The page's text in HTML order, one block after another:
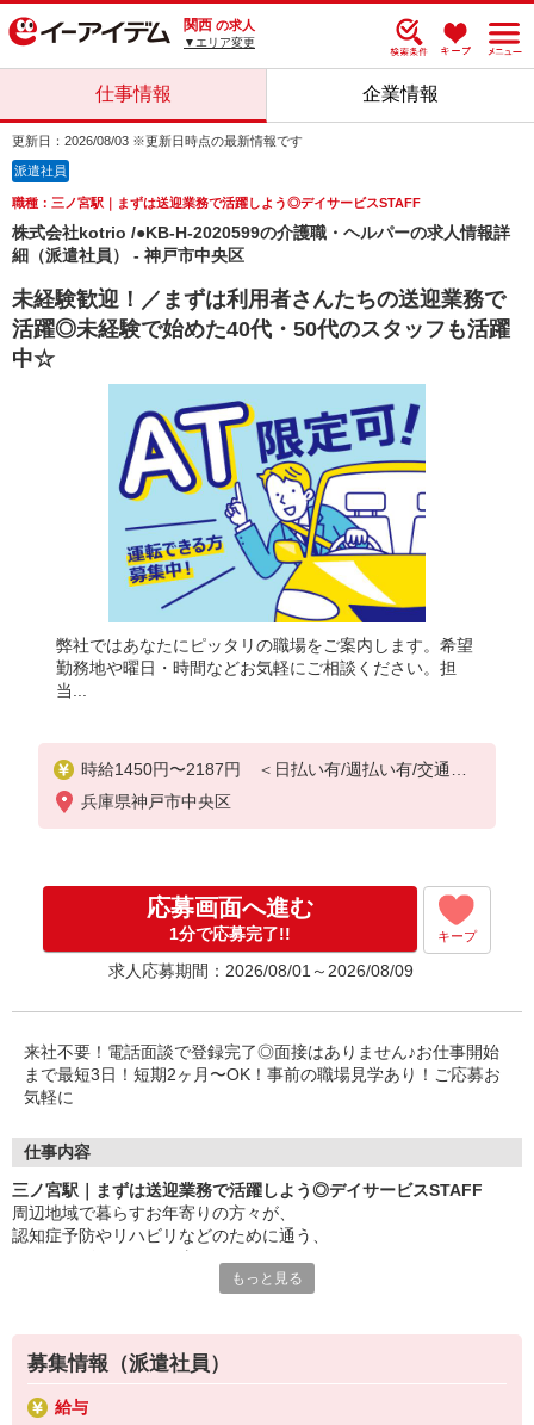
関西 の求人
▼エリア変更
仕事情報 企業情報
更新日：2026/08/03 ※更新日時点の最新情報です
派遣社員
職種：三ノ宮駅｜まずは送迎業務で活躍しよう◎デイサービスSTAFF
株式会社kotrio /●KB-H-2020599の介護職・ヘルパーの求人情報詳
細（派遣社員） - 神戸市中央区
未経験歓迎！／まずは利用者さんたちの送迎業務で
活躍◎未経験で始めた40代・50代のスタッフも活躍
中☆
弊社ではあなたにピッタリの職場をご案内します。希望
勤務地や曜日・時間などお気軽にご相談ください。担
当...
時給1450円〜2187円 ＜日払い有/週払い有/交通費
全支給(ガソリン代含む)＞
兵庫県神戸市中央区
応募画面へ進む
1分で応募完了!! キープ
求人応募期間：2026/08/01～2026/08/09
来社不要！電話面談で登録完了◎面接はありません♪お仕事開始
まで最短3日！短期2ヶ月〜OK！事前の職場見学あり！ご応募お
気軽に
仕事内容
三ノ宮駅｜まずは送迎業務で活躍しよう◎デイサービスSTAFF
周辺地域で暮らすお年寄りの方々が、
認知症予防やリハビリなどのために通う、
・食事や着替えなどの介助
・レクリエーションのサポート
など
もっと見る
募集情報（派遣社員）
給与